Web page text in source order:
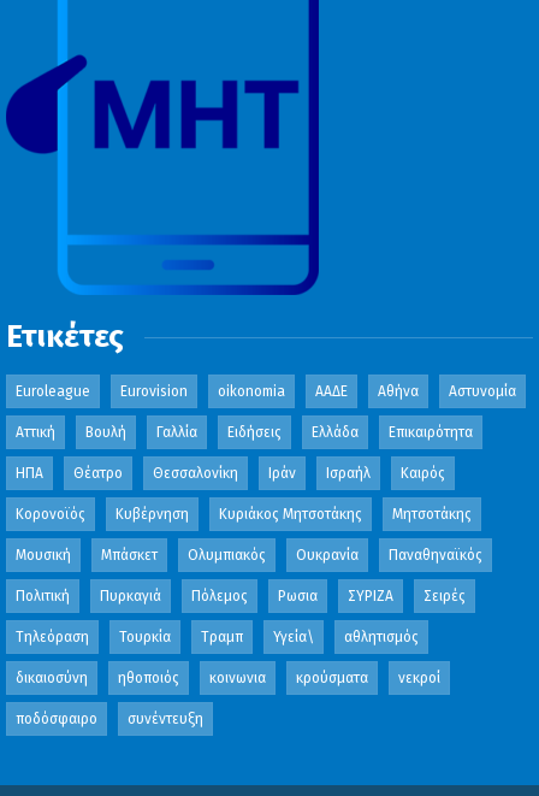
Ετικέτες
Euroleague Eurovision oikonomia ΑΑΔΕ Αθήνα Αστυνομία
Αττική Βουλή Γαλλία Ειδήσεις Ελλάδα Επικαιρότητα
ΗΠΑ Θέατρο Θεσσαλονίκη Ιράν Ισραήλ Καιρός
Κορονοϊός Κυβέρνηση Κυριάκος Μητσοτάκης Μητσοτάκης
Μουσική Μπάσκετ Ολυμπιακός Ουκρανία Παναθηναϊκός
Πολιτική Πυρκαγιά Πόλεμος Ρωσια ΣΥΡΙΖΑ Σειρές
Τηλεόραση Τουρκία Τραμπ Υγεία\ αθλητισμός
δικαιοσύνη ηθοποιός κοινωνια κρούσματα νεκροί
ποδόσφαιρο συνέντευξη